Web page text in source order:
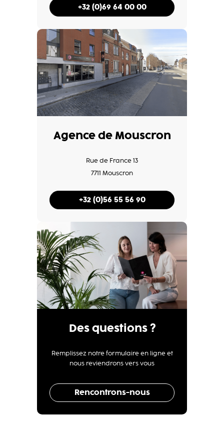
+32 (0)69 64 00 00
Agence de Mouscron
Rue de France 13
7711 Mouscron
+32 (0)56 55 56 90
Des questions ?
Remplissez notre formulaire en ligne et
nous reviendrons vers vous
Rencontrons-nous